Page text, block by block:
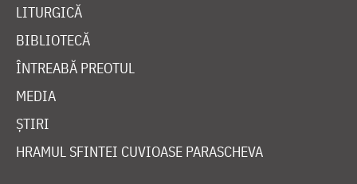
LITURGICĂ
BIBLIOTECĂ
ÎNTREABĂ PREOTUL
MEDIA
ȘTIRI
HRAMUL SFINTEI CUVIOASE PARASCHEVA